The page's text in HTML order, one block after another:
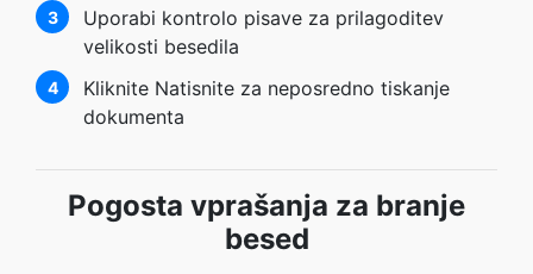
3
Uporabi kontrolo pisave za prilagoditev
velikosti besedila
4
Kliknite Natisnite za neposredno tiskanje
dokumenta
Pogosta vprašanja za branje
besed